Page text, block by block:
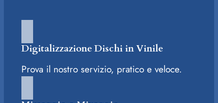
Digitalizzazione Dischi in Vinile
Prova il nostro servizio, pratico e veloce.